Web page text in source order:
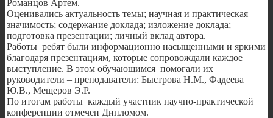
Романцов Артем.
Оценивались актуальность темы; научная и практическая
значимость; содержание доклада; изложение доклада;
подготовка презентации; личный вклад автора.
Работы ребят были информационно насыщенными и яркими
благодаря презентациям, которые сопровождали каждое
выступление. В этом обучающимся помогали их
руководители – преподаватели: Быстрова Н.М., Фадеева
Ю.В., Мещеров Э.Р.
По итогам работы каждый участник научно-практической
конференции отмечен Дипломом.